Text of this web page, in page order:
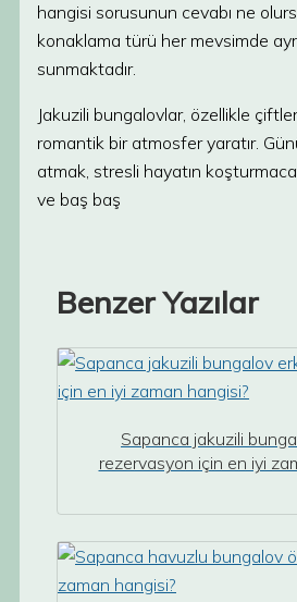
hangisi sorusunun cevabı ne
konaklama türü her mevsimde
sunmaktadır.
Jakuzili bungalovlar, özellikle
romantik bir atmosfer yaratır.
atmak, stresli hayatın
ve baş baş
Benzer Yazılar
Sapanca jakuzili
rezervasyon için en iyi